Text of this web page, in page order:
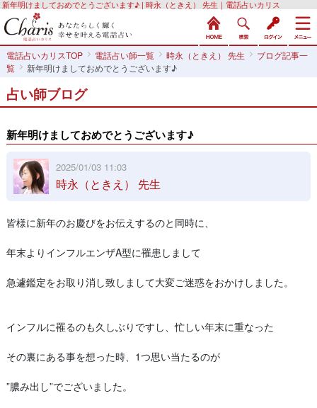
新年明けましておめでとうございます♪ | 時永（ときえ） 先生｜電話占いカリス
電話占いカリスTOP 電話占い師一覧 時永（ときえ） 先生
ブログ記事一
覧
新年明けましておめでとうございます♪
占い師ブログ
新年明けましておめでとうございます♪
2025/01/03 11:03
時永（ときえ） 先生
皆様に新年のお慶びをお伝えするのと同時に、
年末よりインフルエンザA型に罹患しまして
急遽鑑定をお取り消し致しまして大変ご迷惑をおかけしました。
インフルに罹るのも久しぶりですし、忙しい年末に重なった
その裏にある事を想った時、1つ思い当たるのが
”膿み出し”でございました。